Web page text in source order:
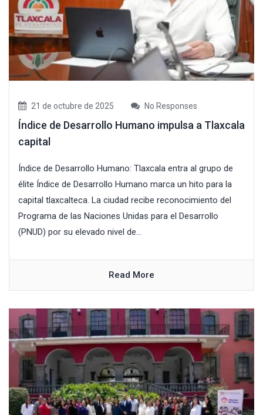
21 de octubre de 2025 No Responses
Índice de Desarrollo Humano impulsa a Tlaxcala
capital
Índice de Desarrollo Humano: Tlaxcala entra al grupo de
élite Índice de Desarrollo Humano marca un hito para la
capital tlaxcalteca. La ciudad recibe reconocimiento del
Programa de las Naciones Unidas para el Desarrollo
(PNUD) por su elevado nivel de...
Read More